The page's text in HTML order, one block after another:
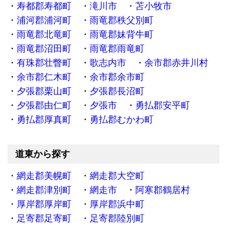
寿都郡寿都町
滝川市
苫小牧市
浦河郡浦河町
雨竜郡秩父別町
雨竜郡北竜町
雨竜郡妹背牛町
雨竜郡沼田町
雨竜郡雨竜町
有珠郡壮瞥町
歌志内市
余市郡赤井川村
余市郡仁木町
余市郡余市町
夕張郡栗山町
夕張郡長沼町
夕張郡由仁町
夕張市
勇払郡安平町
勇払郡厚真町
勇払郡むかわ町
道東から探す
網走郡美幌町
網走郡大空町
網走郡津別町
網走市
阿寒郡鶴居村
厚岸郡厚岸町
厚岸郡浜中町
足寄郡足寄町
足寄郡陸別町